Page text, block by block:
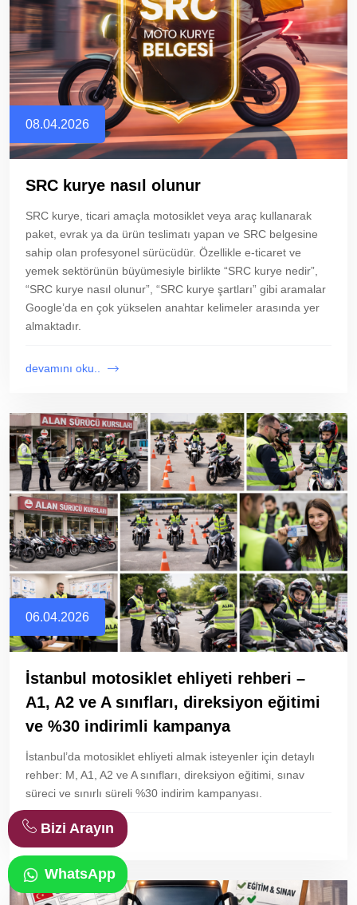
08.04.2026
SRC kurye nasıl olunur
SRC kurye, ticari amaçla motosiklet veya araç kullanarak
paket, evrak ya da ürün teslimatı yapan ve SRC belgesine
sahip olan profesyonel sürücüdür. Özellikle e-ticaret ve
yemek sektörünün büyümesiyle birlikte “SRC kurye nedir”,
“SRC kurye nasıl olunur”, “SRC kurye şartları” gibi aramalar
Google’da en çok yükselen anahtar kelimeler arasında yer
almaktadır.
devamını oku..
06.04.2026
İstanbul motosiklet ehliyeti rehberi –
A1, A2 ve A sınıfları, direksiyon eğitimi
ve %30 indirimli kampanya
İstanbul’da motosiklet ehliyeti almak isteyenler için detaylı
rehber: M, A1, A2 ve A sınıfları, direksiyon eğitimi, sınav
süreci ve sınırlı süreli %30 indirim kampanyası.
devamını oku..
Bizi Arayın
WhatsApp